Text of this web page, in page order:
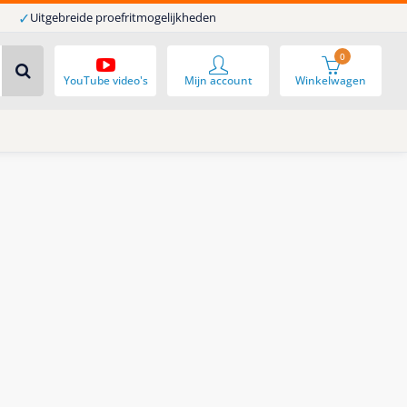
✓Uitgebreide proefritmogelijkheden
YouTube video's Winkelwagen
0
Mijn account